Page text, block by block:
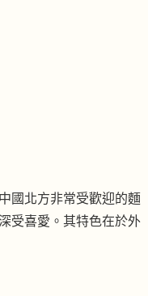
國北方非常受歡迎的麵
受喜愛。其特色在於外